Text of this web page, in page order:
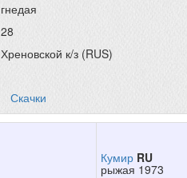
гнедая
28
Хреновской к/з (RUS)
Скачки
Кумир RU
рыжая 1973